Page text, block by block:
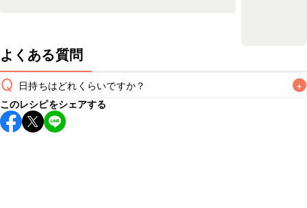
よくある質問
Q 日持ちはどれくらいですか？ +
保存期間は冷蔵で当日中が目安です。なるべくお早めにお召
し上がりください。
このレシピをシェアする